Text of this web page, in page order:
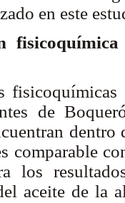
en este
de
comparable
los
aceite de la